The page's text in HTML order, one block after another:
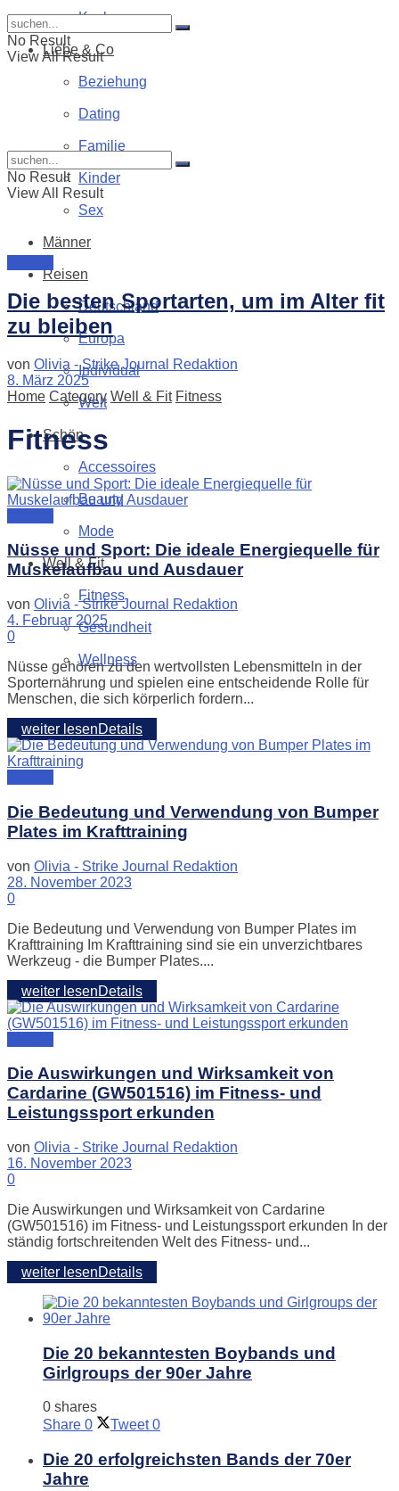
Kochen
Liebe & Co
Beziehung
Dating
Familie
Kinder
Sex
Männer
Reisen
Deutschland
Europa
Individual
Welt
Schön
Accessoires
Beauty
Mode
Well & Fit
Fitness
Gesundheit
Wellness
No Result
View All Result
No Result
View All Result
Die besten Sportarten, um im Alter fit
zu bleiben
von Olivia - Strike Journal Redaktion
8. März 2025
Home Category Well & Fit Fitness
Fitness
Nüsse und Sport: Die ideale Energiequelle für
Muskelaufbau und Ausdauer
von Olivia - Strike Journal Redaktion
4. Februar 2025
0
Nüsse gehören zu den wertvollsten Lebensmitteln in der
Sporternährung und spielen eine entscheidende Rolle für
Menschen, die sich körperlich fordern...
weiter lesenDetails
Die Bedeutung und Verwendung von Bumper
Plates im Krafttraining
von Olivia - Strike Journal Redaktion
28. November 2023
0
Die Bedeutung und Verwendung von Bumper Plates im
Krafttraining Im Krafttraining sind sie ein unverzichtbares
Werkzeug - die Bumper Plates....
weiter lesenDetails
Die Auswirkungen und Wirksamkeit von
Cardarine (GW501516) im Fitness- und
Leistungssport erkunden
von Olivia - Strike Journal Redaktion
16. November 2023
0
Die Auswirkungen und Wirksamkeit von Cardarine
(GW501516) im Fitness- und Leistungssport erkunden In der
ständig fortschreitenden Welt des Fitness- und...
weiter lesenDetails
Die 20 bekanntesten Boybands und
Girlgroups der 90er Jahre
0 shares
Share 0 Tweet 0
Die 20 erfolgreichsten Bands der 70er
Jahre